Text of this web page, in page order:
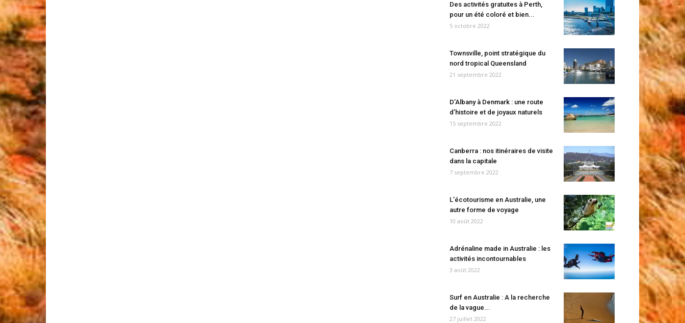
Des activités gratuites à Perth,
pour un été coloré et bien...
5 octobre 2022
Townsville, point stratégique du
nord tropical Queensland
21 septembre 2022
D’Albany à Denmark : une route
d’histoire et de joyaux naturels
15 septembre 2022
Canberra : nos itinéraires de visite
dans la capitale
7 septembre 2022
L’écotourisme en Australie, une
autre forme de voyage
10 août 2022
Adrénaline made in Australie : les
activités incontournables
3 août 2022
Surf en Australie : A la recherche
de la vague...
27 juillet 2022